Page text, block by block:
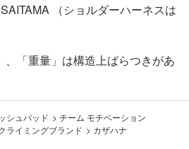
（ショルダーハーネスは
「重量」は構造上ばらつきがあ
シュパッド > チーム モチベーション
ライミングブランド > カザハナ